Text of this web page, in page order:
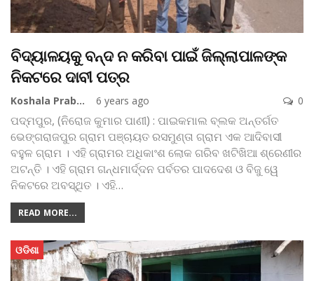
ବିଦ୍ୟାଳୟକୁ ବନ୍ଦ ନ କରିବା ପାଇଁ ଜିଲ୍ଲାପାଳଙ୍କ
ନିକଟରେ ଦାବୀ ପତ୍ର
Koshala Prabaha 6 years ago 0
ପଦ୍ମପୁର, (ନିରୋଜ କୁମାର ପାଣୀ) : ପାଇକମାଲ ବ୍ଲକ ଅନ୍ତର୍ଗତ
ଭେଙ୍ଗରାଜପୁର ଗ୍ରାମ ପଞ୍ଚାୟତ ରସମୁଣ୍ତା ଗ୍ରାମ ଏକ ଆଦିବାସୀ
ବହୁଳ ଗ୍ରାମ । ଏହି ଗ୍ରାମର ଅଧିକାଂଶ ଲୋକ ଗରିବ ଖଟିଖିଆ ଶ୍ରେଣୀର
ଅଟନ୍ତି । ଏହି ଗ୍ରାମ ଗନ୍ଧମାର୍ଦ୍ଦନ ପର୍ବତର ପାଦଦେଶ ଓ ବିଜୁ ୱେ
ନିକଟରେ ଅବସ୍ଥିତ । ଏହି…
READ MORE...
ଓଡିଶା